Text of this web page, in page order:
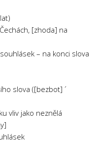
[zhoda] na
– na konci slova
slova ([bezbot] ´
vliv jako neznělá